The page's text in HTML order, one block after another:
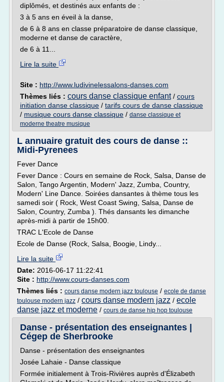
diplômés, et destinés aux enfants de :
3 à 5 ans en éveil à la danse,
de 6 à 8 ans en classe préparatoire de danse classique,
moderne et danse de caractère,
de 6 à 11...
Lire la suite
Site : http://www.ludivinelessalons-danses.com
Thèmes liés : cours danse classique enfant/ cours
initiation danse classique / tarifs cours de danse classique
/ musique cours danse classique / danse classique et
moderne theatre musique
L annuaire gratuit des cours de danse ::
Midi-Pyrenees
Fever Dance
Fever Dance : Cours en semaine de Rock, Salsa, Danse de
Salon, Tango Argentin, Modern' Jazz, Zumba, Country,
Modern' Line Dance. Soirées dansantes à thème tous les
samedi soir ( Rock, West Coast Swing, Salsa, Danse de
Salon, Country, Zumba ). Thés dansants les dimanche
après-midi à partir de 15h00.
TRAC L'Ecole de Danse
Ecole de Danse (Rock, Salsa, Boogie, Lindy...
Lire la suite
Date: 2016-06-17 11:22:41
Site : http://www.cours-danses.com
Thèmes liés : cours danse modern jazz toulouse / ecole de danse
toulouse modern jazz / cours danse modern jazz / ecole
danse jazz et moderne / cours de danse hip hop toulouse
Danse - présentation des enseignantes |
Cégep de Sherbrooke
Danse - présentation des enseignantes
Josée Lahaie - Danse classique
Formée initialement à Trois-Rivières auprès d'Élizabeth